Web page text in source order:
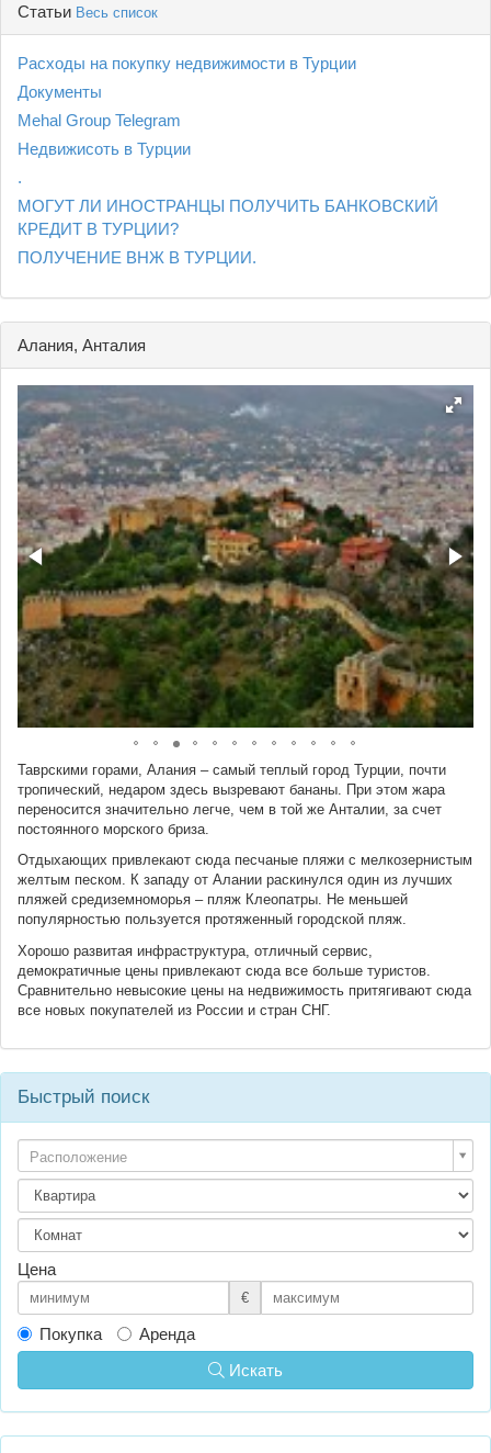
Статьи Весь список
Расходы на покупку недвижимости в Турции
Документы
Mehal Group Telegram
Недвижисоть в Турции
.
МОГУТ ЛИ ИНОСТРАНЦЫ ПОЛУЧИТЬ БАНКОВСКИЙ
КРЕДИТ В ТУРЦИИ?
ПОЛУЧЕНИЕ ВНЖ В ТУРЦИИ.
Алания, Анталия
Таврскими горами, Алания – самый теплый город Турции, почти
тропический, недаром здесь вызревают бананы. При этом жара
переносится значительно легче, чем в той же Анталии, за счет
постоянного морского бриза.
Отдыхающих привлекают сюда песчаные пляжи с мелкозернистым
желтым песком. К западу от Алании раскинулся один из лучших
пляжей средиземноморья – пляж Клеопатры. Не меньшей
популярностью пользуется протяженный городской пляж.
Хорошо развитая инфраструктура, отличный сервис,
демократичные цены привлекают сюда все больше туристов.
Сравнительно невысокие цены на недвижимость притягивают сюда
все новых покупателей из России и стран СНГ.
Быстрый поиск
Расположение
Цена
€
Покупка
Аренда
Искать